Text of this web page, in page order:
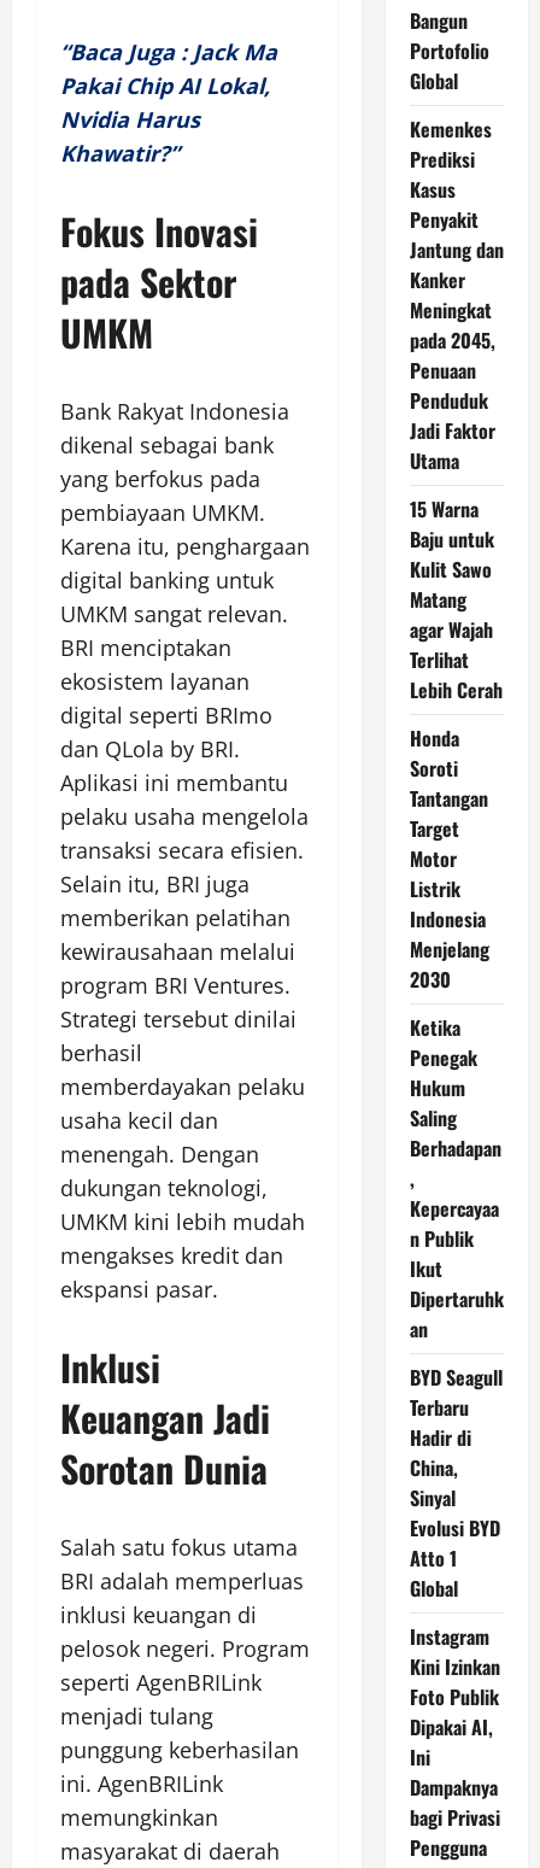
“Baca Juga : Jack Ma
Pakai Chip AI Lokal,
Nvidia Harus
Khawatir?”
Fokus Inovasi
pada Sektor
UMKM
Bank Rakyat Indonesia
dikenal sebagai bank
yang berfokus pada
pembiayaan UMKM.
Karena itu, penghargaan
digital banking untuk
UMKM sangat relevan.
BRI menciptakan
ekosistem layanan
digital seperti BRImo
dan QLola by BRI.
Aplikasi ini membantu
pelaku usaha mengelola
transaksi secara efisien.
Selain itu, BRI juga
memberikan pelatihan
kewirausahaan melalui
program BRI Ventures.
Strategi tersebut dinilai
berhasil
memberdayakan pelaku
usaha kecil dan
menengah. Dengan
dukungan teknologi,
UMKM kini lebih mudah
mengakses kredit dan
ekspansi pasar.
Inklusi
Keuangan Jadi
Sorotan Dunia
Salah satu fokus utama
BRI adalah memperluas
inklusi keuangan di
pelosok negeri. Program
seperti AgenBRILink
menjadi tulang
punggung keberhasilan
ini. AgenBRILink
memungkinkan
masyarakat di daerah
Bangun
Portofolio
Global
Kemenkes
Prediksi
Kasus
Penyakit
Jantung dan
Kanker
Meningkat
pada 2045,
Penuaan
Penduduk
Jadi Faktor
Utama
15 Warna
Baju untuk
Kulit Sawo
Matang
agar Wajah
Terlihat
Lebih Cerah
Honda
Soroti
Tantangan
Target
Motor
Listrik
Indonesia
Menjelang
2030
Ketika
Penegak
Hukum
Saling
Berhadapan
,
Kepercayaa
n Publik
Ikut
Dipertaruhk
an
BYD Seagull
Terbaru
Hadir di
China,
Sinyal
Evolusi BYD
Atto 1
Global
Instagram
Kini Izinkan
Foto Publik
Dipakai AI,
Ini
Dampaknya
bagi Privasi
Pengguna